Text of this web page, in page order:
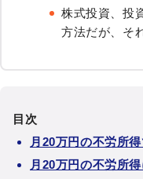
株式投資、投
方法だが、そ
目次
月20万円の不労所
月20万円の不労所